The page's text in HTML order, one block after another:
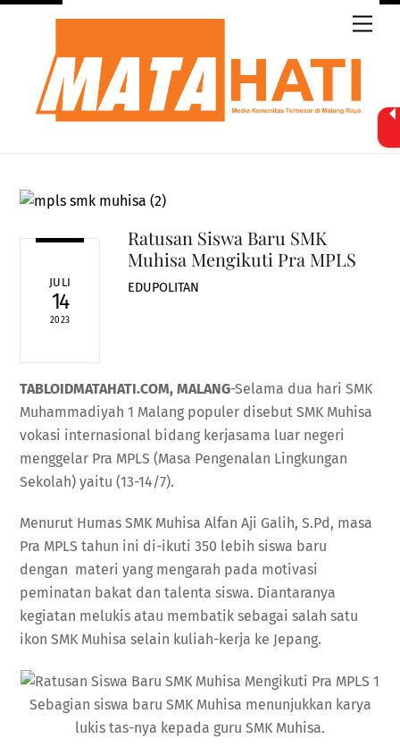
Skip
JULI
14
2023
Ratusan Siswa Baru SMK
Muhisa Mengikuti Pra MPLS
EDUPOLITAN
TABLOIDMATAHATI.COM, MALANG-Selama dua hari SMK
Muhammadiyah 1 Malang populer disebut SMK Muhisa
vokasi internasional bidang kerjasama luar negeri
menggelar Pra MPLS (Masa Pengenalan Lingkungan
Sekolah) yaitu (13-14/7).
Menurut Humas SMK Muhisa Alfan Aji Galih, S.Pd, masa
Pra MPLS tahun ini di-ikuti 350 lebih siswa baru
dengan materi yang mengarah pada motivasi
peminatan bakat dan talenta siswa. Diantaranya
kegiatan melukis atau membatik sebagai salah satu
ikon SMK Muhisa selain kuliah-kerja ke Jepang.
Sebagian siswa baru SMK Muhisa menunjukkan karya
lukis tas-nya kepada guru SMK Muhisa.